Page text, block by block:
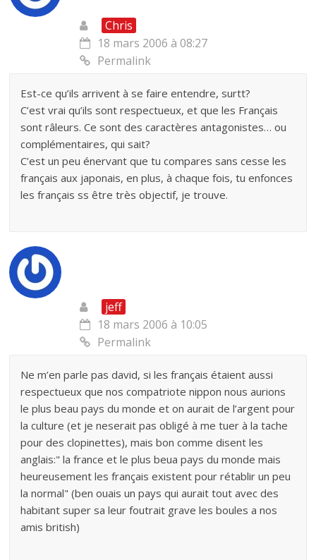
Chris
18 mars 2006 à 08:27
Permalink
Est-ce qu’ils arrivent à se faire entendre, surtt?
C’est vrai qu’ils sont respectueux, et que les Français
sont râleurs. Ce sont des caractères antagonistes… ou
complémentaires, qui sait?
C’est un peu énervant que tu compares sans cesse les
français aux japonais, en plus, à chaque fois, tu enfonces
les français ss être très objectif, je trouve.
jeff
18 mars 2006 à 10:05
Permalink
Ne m’en parle pas david, si les français étaient aussi
respectueux que nos compatriote nippon nous aurions
le plus beau pays du monde et on aurait de l’argent pour
la culture (et je neserait pas obligé à me tuer à la tache
pour des clopinettes), mais bon comme disent les
anglais:" la france et le plus beua pays du monde mais
heureusement les français existent pour rétablir un peu
la normal" (ben ouais un pays qui aurait tout avec des
habitant super sa leur foutrait grave les boules a nos
amis british)